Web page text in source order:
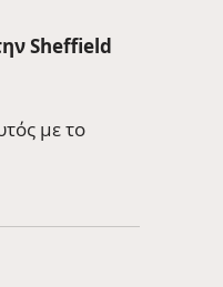
Sheffield
με το